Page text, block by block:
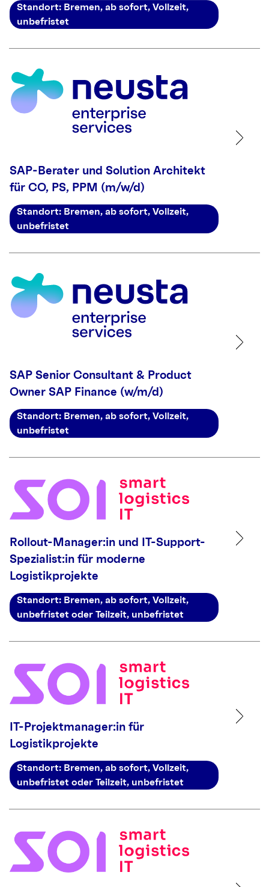
Standort: Bremen, ab sofort, Vollzeit,
unbefristet
SAP-Berater und Solution Architekt
für CO, PS, PPM (m/w/d)
Standort: Bremen, ab sofort, Vollzeit,
unbefristet
SAP Senior Consultant & Product
Owner SAP Finance (w/m/d)
Standort: Bremen, ab sofort, Vollzeit,
unbefristet
Rollout-Manager:in und IT-Support-
Spezialist:in für moderne
Logistikprojekte
Standort: Bremen, ab sofort, Vollzeit,
unbefristet oder Teilzeit, unbefristet
IT-Projektmanager:in für
Logistikprojekte
Standort: Bremen, ab sofort, Vollzeit,
unbefristet oder Teilzeit, unbefristet